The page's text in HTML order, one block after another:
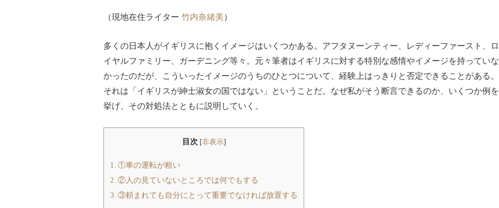
（現地在住ライター 竹内奈緒美 ）
多くの日本人がイギリスに抱くイメージはいくつかある。アフタヌーンティー、レディーファースト、ロ
イヤルファミリー、ガーデニング等々。元々筆者はイギリスに対する特別な感情やイメージを持っていな
かったのだが、こういったイメージのうちのひとつについて、経験上はっきりと否定できることがある。
それは「イギリスが紳士淑女の国ではない」ということだ。なぜ私がそう断言できるのか、いくつか例を
挙げ、その対処法とともに説明していく。
目次 [非表示]
1. ①車の運転が粗い
2. ②人の見ていないところでは何でもする
3. ③頼まれても自分にとって重要でなければ放置する